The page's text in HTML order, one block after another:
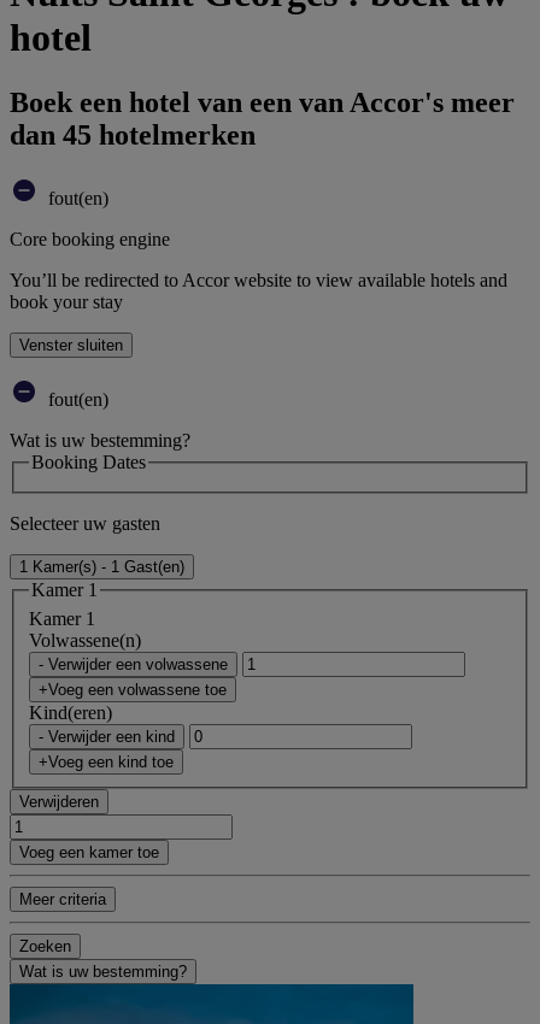
hotel
Boek een hotel van een van Accor's meer
dan 45 hotelmerken
fout(en)
Core booking engine
You’ll be redirected to Accor website to view available hotels and
book your stay
Venster sluiten
fout(en)
Wat is uw bestemming?
Booking Dates
Selecteer uw gasten
1 Kamer(s) - 1 Gast(en)
Kamer 1
Kamer 1
Volwassene(n)
- Verwijder een volwassene
+Voeg een volwassene toe
Kind(eren)
- Verwijder een kind
+Voeg een kind toe
Verwijderen
Voeg een kamer toe
Meer criteria
Zoeken
Wat is uw bestemming?